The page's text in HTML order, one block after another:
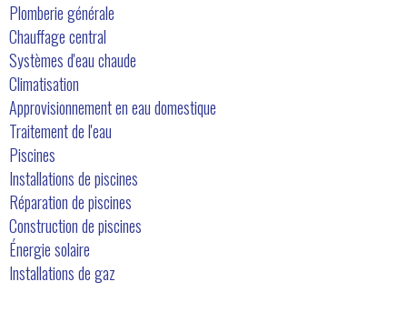
Plomberie générale
Chauffage central
Systèmes d'eau chaude
Climatisation
Approvisionnement en eau domestique
Traitement de l'eau
Piscines
Installations de piscines
Réparation de piscines
Construction de piscines
Énergie solaire
Installations de gaz